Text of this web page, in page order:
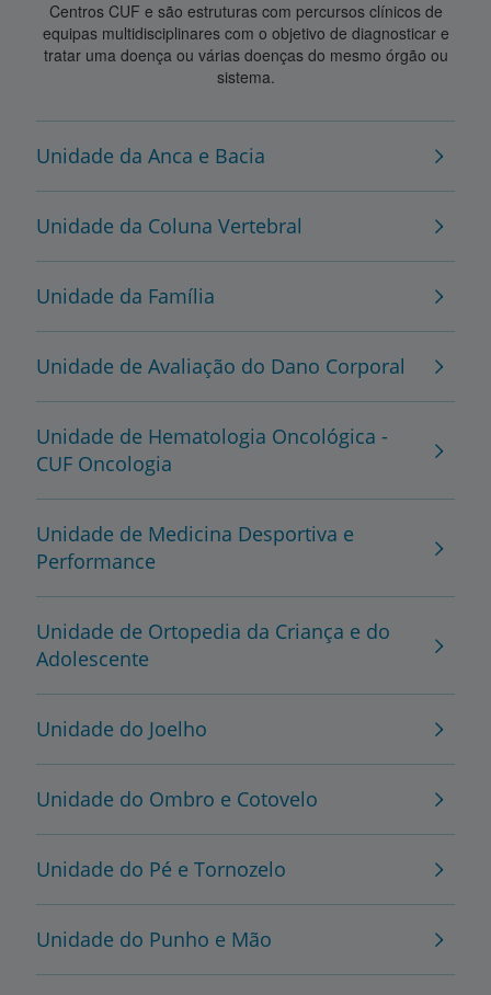
Centros CUF e são estruturas com percursos clínicos de
equipas multidisciplinares com o objetivo de diagnosticar e
tratar uma doença ou várias doenças do mesmo órgão ou
sistema.
Unidade da Anca e Bacia
Unidade da Coluna Vertebral
Unidade da Família
Unidade de Avaliação do Dano Corporal
Unidade de Hematologia Oncológica -
CUF Oncologia
Unidade de Medicina Desportiva e
Performance
Unidade de Ortopedia da Criança e do
Adolescente
Unidade do Joelho
Unidade do Ombro e Cotovelo
Unidade do Pé e Tornozelo
Unidade do Punho e Mão